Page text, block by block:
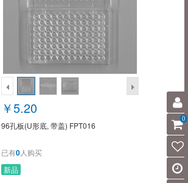
￥5.20
96孔板(U形底, 带盖) FPT016
已有0人购买
新品
0